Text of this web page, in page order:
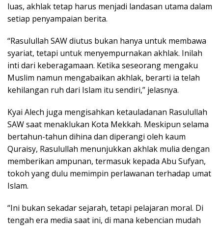
luas, akhlak tetap harus menjadi landasan utama dalam
setiap penyampaian berita.
“Rasulullah SAW diutus bukan hanya untuk membawa
syariat, tetapi untuk menyempurnakan akhlak. Inilah
inti dari keberagamaan. Ketika seseorang mengaku
Muslim namun mengabaikan akhlak, berarti ia telah
kehilangan ruh dari Islam itu sendiri,” jelasnya.
Kyai Alech juga mengisahkan ketauladanan Rasulullah
SAW saat menaklukan Kota Mekkah. Meskipun selama
bertahun-tahun dihina dan diperangi oleh kaum
Quraisy, Rasulullah menunjukkan akhlak mulia dengan
memberikan ampunan, termasuk kepada Abu Sufyan,
tokoh yang dulu memimpin perlawanan terhadap umat
Islam.
“Ini bukan sekadar sejarah, tetapi pelajaran moral. Di
tengah era media saat ini, di mana kebencian mudah